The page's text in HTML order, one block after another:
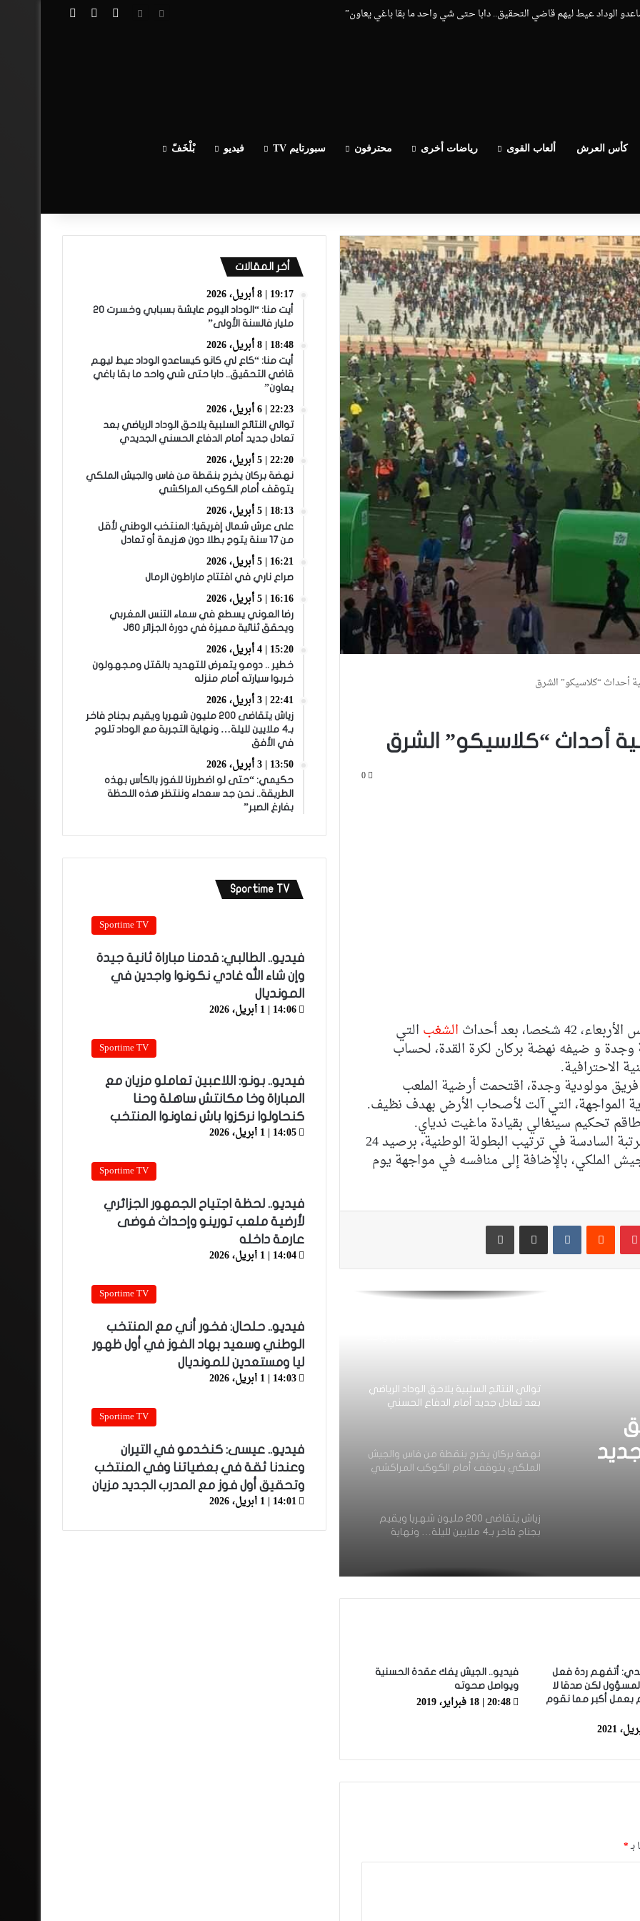
الوداد عيط ليهم قاضي التحقيق.. دابا حتى شي واحد ما بقا باغي يعاون” تسجيل الدخول
مقال عشوائي
كأس العرش ألعاب القوى رياضات أخرى محترفون سبورتايم TV فيديو بْلْخَفّ
0
بعد أحداث الشغب التي
وجدة و ضيفه نهضة بركان لكرة القدة، لحساب
مولودية وجدة، اقتحمت أرضية الملعب
المواجهة، التي آلت لأصحاب الأرض بهدف نظيف.
تحكيم سينغالي بقيادة ماغيت ندياي.
جدير بالذكر، أن فريق مولودية وجدة يحتل الرتبة السادسة في ترتيب البطولة الوطنية، برصيد 24
الملكي، بالإضافة إلى منافسه في مواجهة يوم
بينتيريست مشاركة عبر البريد طباعة
ويباشر مهامه مع الوداد
الرجاء يعود إلى التداريب ويبرمج ودية أمام
حسنية أكادير
مؤجلات البطولة بعد التوقف الدولي
وخسرت 20 مليار فالسنة الأولى”
توالي النتائج السلبية يلاحق الوداد الرياضي
بعد تعادل جديد أمام الدفاع الحسني
نهضة بركان يخرج بنقطة من فاس والجيش
الملكي يتوقف أمام الكوكب المراكشي
زياش يتقاضى 200 مليون شهريا ويقيم
بجناح فاخر بـ4 ملايين لليلة… ونهاية
تبرز القيم الإنسانية للنادي
أتفهم ردة فعل
لكن صدقا لا
بعمل أكبر مما نقوم
فيديو.. الجيش يفك عقدة الحسنية
ويواصل صحوته
20:48 | 18 فبراير، 2019
*
أخر المقالات
19:17 | 8 أبريل، 2026
أيت منا: “الوداد اليوم عايشة بسبابي وخسرت 20
مليار فالسنة الأولى”
18:48 | 8 أبريل، 2026
أيت منا: “كاع لي كانو كيساعدو الوداد عيط ليهم
قاضي التحقيق.. دابا حتى شي واحد ما بقا باغي
يعاون”
22:23 | 6 أبريل، 2026
توالي النتائج السلبية يلاحق الوداد الرياضي بعد
تعادل جديد أمام الدفاع الحسني الجديدي
22:20 | 5 أبريل، 2026
نهضة بركان يخرج بنقطة من فاس والجيش الملكي
يتوقف أمام الكوكب المراكشي
18:13 | 5 أبريل، 2026
على عرش شمال إفريقيا: المنتخب الوطني لأقل
من 17 سنة يتوج بطلا دون هزيمة أو تعادل
16:21 | 5 أبريل، 2026
صراع ناري في افتتاح ماراطون الرمال
16:16 | 5 أبريل، 2026
رضا العوني يسطع في سماء التنس المغربي
ويحقق ثنائية مميزة في دورة الجزائر J60
15:20 | 4 أبريل، 2026
خطير .. دومو يتعرض للتهديد بالقتل ومجهولون
خربوا سيارته أمام منزله
22:41 | 3 أبريل، 2026
زياش يتقاضى 200 مليون شهريا ويقيم بجناح فاخر
بـ4 ملايين لليلة… ونهاية التجربة مع الوداد تلوح
في الأفق
13:50 | 3 أبريل، 2026
حكيمي: “حتى لو اضطررنا للفوز بالكأس بهذه
الطريقة.. نحن جد سعداء وننتظر هذه اللحظة
بفارغ الصبر”
Sportime TV
Sportime TV
فيديو.. الطالبي: قدمنا مباراة ثانية جيدة
وإن شاء الله غادي نكونوا واجدين في
المونديال
14:06 | 1 أبريل، 2026
Sportime TV
فيديو.. بونو: اللاعبين تعاملو مزيان مع
المباراة وخا مكانتش ساهلة وحنا
كنحاولوا نركزوا باش نعاونوا المنتخب
14:05 | 1 أبريل، 2026
Sportime TV
فيديو.. لحظة اجتياح الجمهور الجزائري
لأرضية ملعب تورينو وإحداث فوضى
عارمة داخله
14:04 | 1 أبريل، 2026
Sportime TV
فيديو.. حلحال: فخور أني مع المنتخب
الوطني وسعيد بهاد الفوز في أول ظهور
ليا ومستعدين للمونديال
14:03 | 1 أبريل، 2026
Sportime TV
فيديو.. عيسى: كنخدمو في التيران
وعندنا ثقة في بعضياتنا وفي المنتخب
وتحقيق أول فوز مع المدرب الجديد مزيان
14:01 | 1 أبريل، 2026